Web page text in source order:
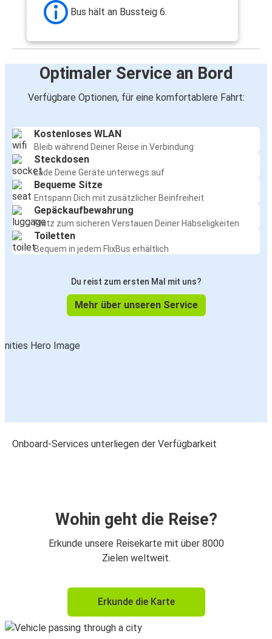
Bus hält an Bussteig 6.
Optimaler Service an Bord
Verfügbare Optionen, für eine komfortablere Fahrt:
Kostenloses WLAN
Bleib während Deiner Reise in Verbindung
Steckdosen
Lade Deine Geräte unterwegs auf
Bequeme Sitze
Entspann Dich mit zusätzlicher Beinfreiheit
Gepäckaufbewahrung
Platz zum sicheren Verstauen Deiner Habseligkeiten
Toiletten
Bequem in jedem FlixBus erhältlich
Du reist zum ersten Mal mit uns?
Mehr über unseren Service
Onboard-Services unterliegen der Verfügbarkeit
Wohin geht die Reise?
Erkunde unsere Reisekarte mit über 8000
Zielen weltweit.
Erkunde die Karte